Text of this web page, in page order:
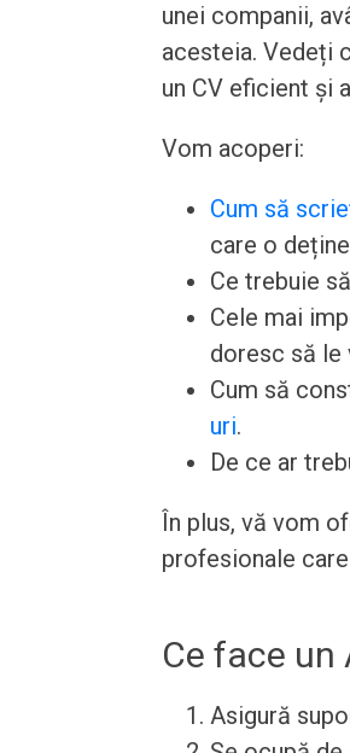
unei companii,
acesteia. Vedeți
un CV eficient și
Vom acoperi:
Cum să
care o
Ce trebuie
Cele mai
doresc să le
Cum să
uri.
De ce ar
În plus, vă vom
profesionale
Ce face un
Asigură